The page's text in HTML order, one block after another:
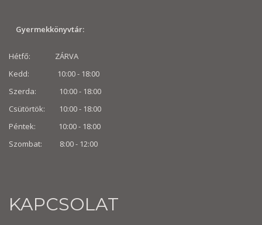
Gyermekkönyvtár:
Hétfő: ZÁRVA
Kedd: 10:00 - 18:00
Szerda: 10:00 - 18:00
Csütörtök: 10:00 - 18:00
Péntek: 10:00 - 18:00
Szombat: 8:00 - 12:00
KAPCSOLAT